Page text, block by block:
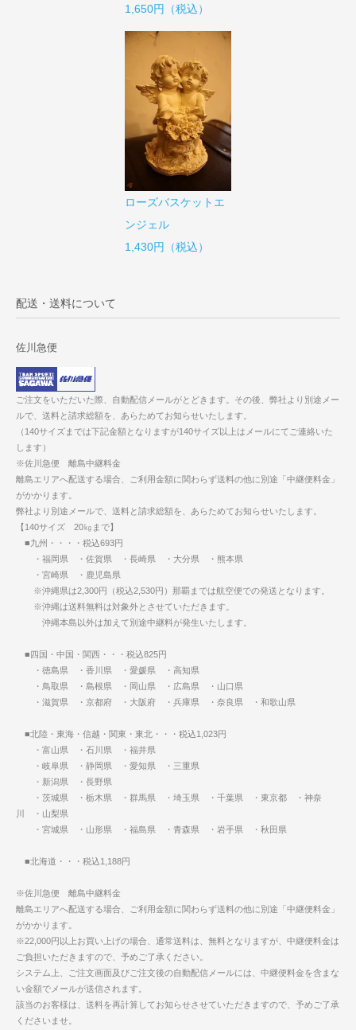
1,650円（税込）
ローズバスケットエ
ンジェル
1,430円（税込）
配送・送料について
佐川急便
ご注文をいただいた際、自動配信メールがとどきます。その後、弊社より別途メー
ルで、送料と請求総額を、あらためてお知らせいたします。
（140サイズまでは下記金額となりますが140サイズ以上はメールにてご連絡いた
します）
※佐川急便 離島中継料金
離島エリアへ配送する場合、ご利用金額に関わらず送料の他に別途「中継便料金」
がかかります。
弊社より別途メールで、送料と請求総額を、あらためてお知らせいたします。
【140サイズ 20㎏まで】
■九州・・・・税込693円
・福岡県 ・佐賀県 ・長崎県 ・大分県 ・熊本県
・宮崎県 ・鹿児島県
※沖縄県は2,300円（税込2,530円）那覇までは航空便での発送となります。
※沖縄は送料無料は対象外とさせていただきます。
沖縄本島以外は加えて別途中継料が発生いたします。
■四国・中国・関西・・・税込825円
・徳島県 ・香川県 ・愛媛県 ・高知県
・鳥取県 ・島根県 ・岡山県 ・広島県 ・山口県
・滋賀県 ・京都府 ・大阪府 ・兵庫県 ・奈良県 ・和歌山県
■北陸・東海・信越・関東・東北・・・税込1,023円
・富山県 ・石川県 ・福井県
・岐阜県 ・静岡県 ・愛知県 ・三重県
・新潟県 ・長野県
・茨城県 ・栃木県 ・群馬県 ・埼玉県 ・千葉県 ・東京都 ・神奈
川 ・山梨県
・宮城県 ・山形県 ・福島県 ・青森県 ・岩手県 ・秋田県
■北海道・・・税込1,188円
※佐川急便 離島中継料金
離島エリアへ配送する場合、ご利用金額に関わらず送料の他に別途「中継便料金」
がかかります。
※22,000円以上お買い上げの場合、通常送料は、無料となりますが、中継便料金は
ご負担いただきますので、予めご了承ください。
システム上、ご注文画面及びご注文後の自動配信メールには、中継便料金を含まな
い金額でメールが送信されます。
該当のお客様は、送料を再計算してお知らせさせていただきますので、予めご了承
くださいませ。